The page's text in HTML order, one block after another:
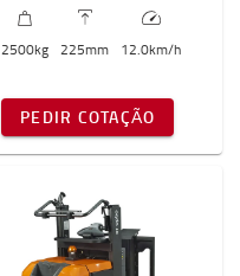
2500kg 225mm 12.0km/h
PEDIR COTAÇÃO